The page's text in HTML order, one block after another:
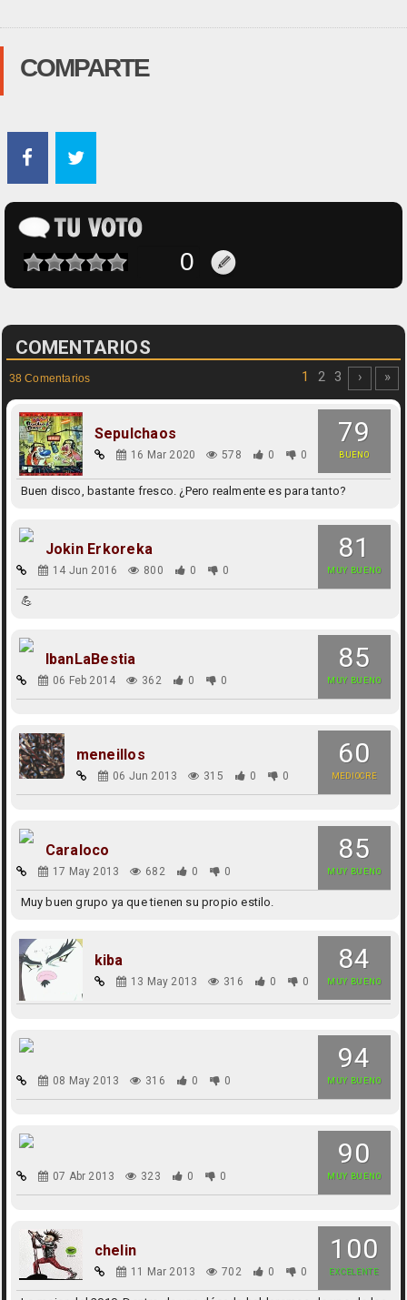
COMPARTE
COMENTARIOS
38 Comentarios 1 2 3 › »
79
BUENO
Sepulchaos
16 Mar 2020 578 0 0
Buen disco, bastante fresco. ¿Pero realmente es para tanto?
81
MUY BUENO
Jokin Erkoreka
14 Jun 2016 800 0 0
💪
85
MUY BUENO
IbanLaBestia
06 Feb 2014 362 0 0
60
MEDIOCRE
meneillos
06 Jun 2013 315 0 0
85
MUY BUENO
Caraloco
17 May 2013 682 0 0
Muy buen grupo ya que tienen su propio estilo.
84
MUY BUENO
kiba
13 May 2013 316 0 0
94
MUY BUENO
08 May 2013 316 0 0
90
MUY BUENO
07 Abr 2013 323 0 0
100
EXCELENTE
chelin
11 Mar 2013 702 0 0